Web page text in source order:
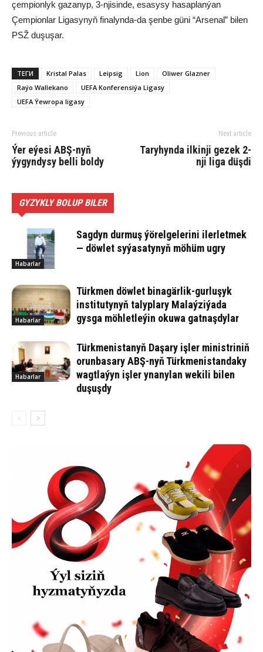
çempionlyk gazanyp, 3-njisinde, esasysy hasaplanýan
Çempionlar Ligasynyň finalynda-da şenbe güni “Arsenal” bilen
PSŽ duşuşar.
ТЕГИ Kristal Palas Leipsig Lion
Oliwer Glazner
Raýo Wallekano
UEFA Konferensiýa Ligasy
UEFA Ýewropa ligasy
Previous article
Ýer eýesi ABŞ-nyň
ýygyndysy belli boldy
Next article
Taryhynda ilkinji gezek 2-
nji liga düşdi
GYZYKLY BOLUP BILER
Habarlar
Sagdyn durmuş ýörelgelerini ilerletmek
— döwlet syýasatynyň möhüm ugry
Habarlar
Türkmen döwlet binagärlik-gurluşyk
institutynyň talyplary Malaýziýada
gysga möhletleýin okuwa gatnaşdylar
Habarlar
Türkmenistanyň Daşary işler ministriniň
orunbasary ABŞ-nyň Türkmenistandaky
wagtlaýyn işler ynanylan wekili bilen
duşuşdy